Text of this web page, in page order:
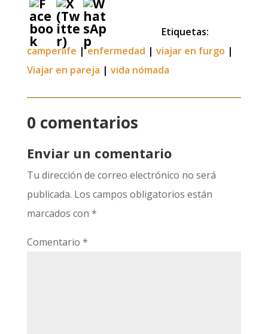
Etiquetas:
camperlife |enfermedad | viajar en furgo |
Viajar en pareja | vida nómada
0 comentarios
Enviar un comentario
Tu dirección de correo electrónico no será
publicada. Los campos obligatorios están
marcados con *
Comentario *